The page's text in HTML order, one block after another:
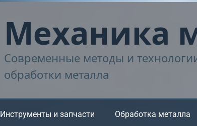
Механика
Современные методы и
обработки металла
Инструменты и запчасти Обработка металла